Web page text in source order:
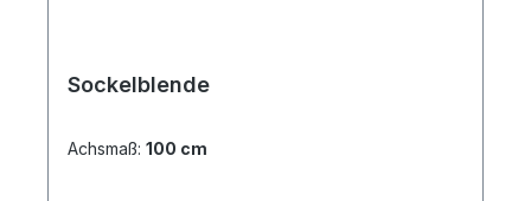
Sockelblende
Achsmaß: 100 cm